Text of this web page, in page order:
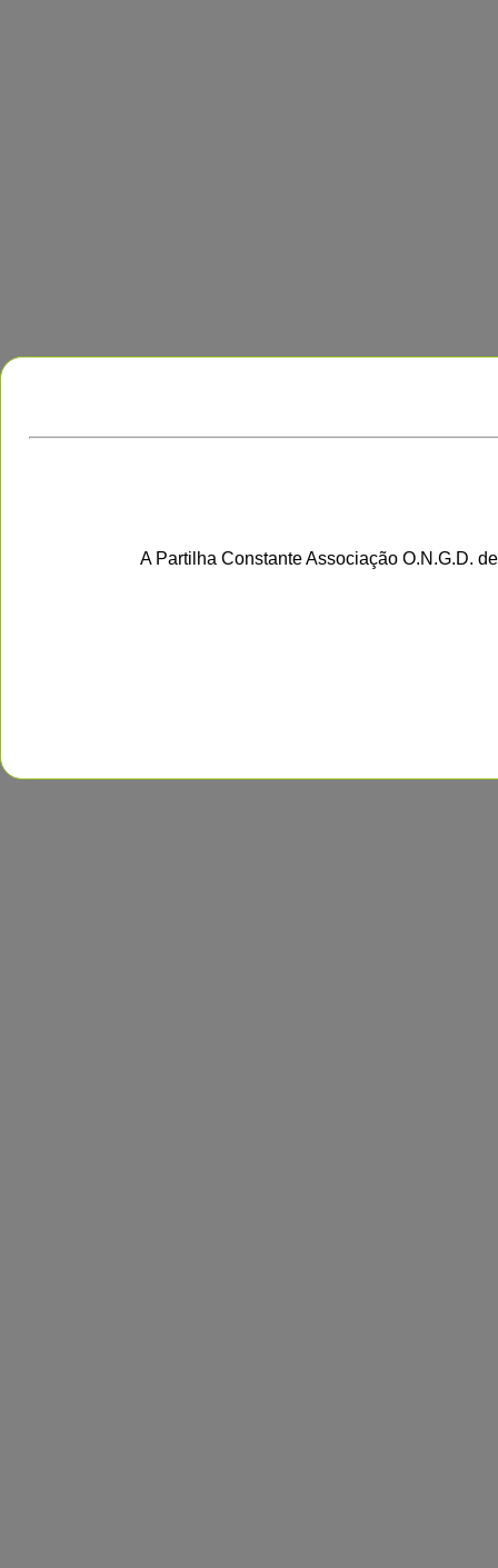
A Partilha Constante Associação O.N.G.D.